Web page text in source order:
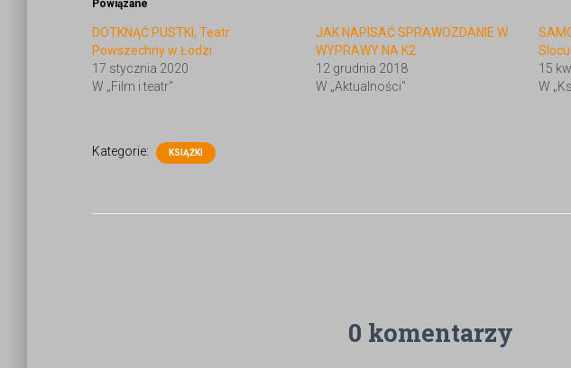
Powiązane
DOTKNĄĆ PUSTKI, Teatr
Powszechny w Łodzi
17 stycznia 2020
W „Film i teatr"
JAK NAPISAĆ SPRAWOZDANIE W
WYPRAWY NA K2
12 grudnia 2018
W „Aktualności"
15
W
Kategorie: KSIĄŻKI
0 komentarzy